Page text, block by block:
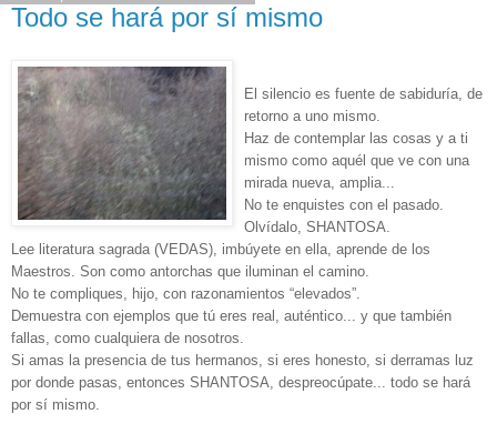
Todo se hará por sí mismo
El silencio es fuente de sabiduría, de
retorno a uno mismo.
Haz de contemplar las cosas y a ti
mismo como aquél que ve con una
mirada nueva, amplia...
No te enquistes con el pasado.
Olvídalo, SHANTOSA.
Lee literatura sagrada (VEDAS), imbúyete en ella, aprende de los
Maestros. Son como antorchas que iluminan el camino.
No te compliques, hijo, con razonamientos “elevados”.
Demuestra con ejemplos que tú eres real, auténtico... y que también
fallas, como cualquiera de nosotros.
Si amas la presencia de tus hermanos, si eres honesto, si derramas luz
por donde pasas, entonces SHANTOSA, despreocúpate... todo se hará
por sí mismo.